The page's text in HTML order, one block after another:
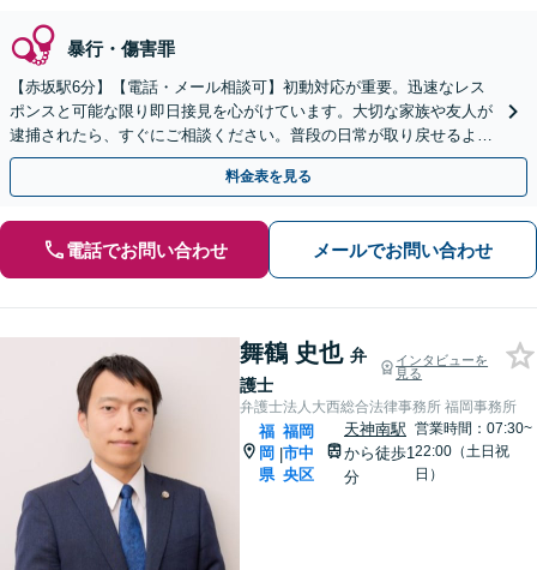
暴行・傷害罪
【赤坂駅6分】【電話・メール相談可】初動対応が重要。迅速なレス
ポンスと可能な限り即日接見を心がけています。大切な家族や友人が
逮捕されたら、すぐにご相談ください。普段の日常が取り戻せるよう
尽力します。【休日・夜間面談可】
料金表を見る
電話でお問い合わせ メールでお問い合わせ
舞鶴 史也 弁
護士
インタビューを
見る
弁護士法人大西総合法律事務所 福岡事務所
福
岡
県
|
福岡
市中
央区
天神南駅
から徒歩1
分
営業時間：07:30~
22:00（土日祝
日）